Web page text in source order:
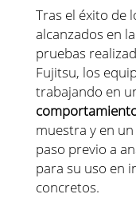
Tras el éxito de
alcanzados en
pruebas
Fujitsu, los
trabajando en
muestra y en un
paso previo a
para su uso en
concretos.